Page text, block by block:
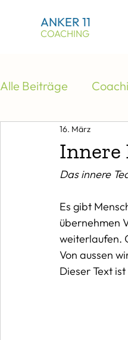
ANKER 11
COACHING
Alle Beiträge
Innere
16. März
Das innere
Es gibt
übernehmen
weiterlaufen.
Von aussen
Dieser Text